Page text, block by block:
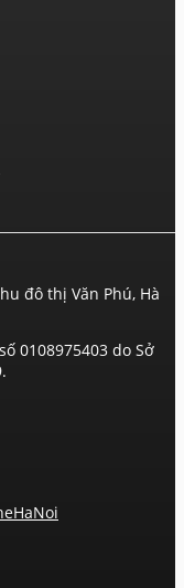
đô thị Văn Phú, Hà
0108975403 do Sở